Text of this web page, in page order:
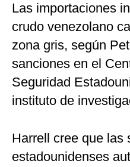
Las importaciones
crudo venezolano
zona gris, según
sanciones en el
Seguridad
instituto de
Harrell cree que las
estadounidenses